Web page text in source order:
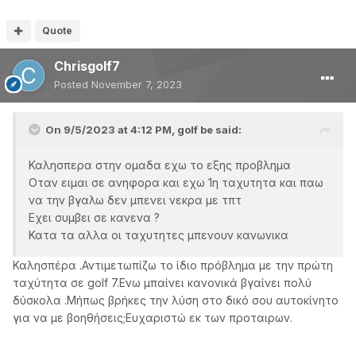
ντίζες είναι ξεχωριστές και όχι φυσικά με το κιβώτιο.
Quote
Chrisgolf7
Posted November 7, 2023
On 9/5/2023 at 4:12 PM, golf be said:
Καλησπερα στην ομαδα εχω το εξης προβλημα
Οταν ειμαι σε ανηφορα και εχω 1η ταχυτητα και παω
να την βγαλω δεν μπενει νεκρα με τπτ
Εχει συμβει σε κανενα ?
Κατα τα αλλα οι ταχυτητες μπενουν κανωνικα
Καλησπέρα .Αντιμετωπίζω το ίδιο πρόβλημα με την πρώτη
ταχύτητα σε golf 7.Ενω μπαίνει κανονικά βγαίνει πολύ
δύσκολα .Μήπως βρήκες την λύση στο δικό σου αυτοκίνητο
για να με βοηθήσεις;Ευχαριστώ εκ των προταιρων.